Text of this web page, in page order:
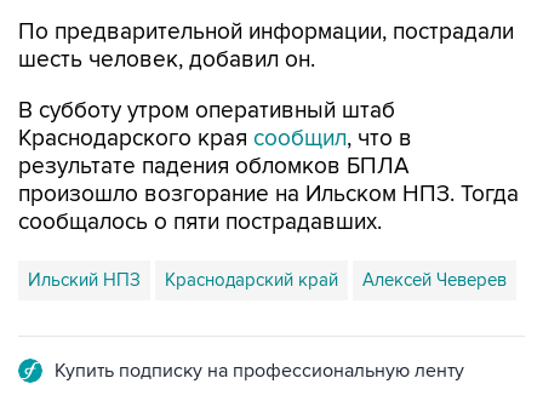
По предварительной информации, пострадали
шесть человек, добавил он.
В субботу утром оперативный штаб
Краснодарского края сообщил, что в
результате падения обломков БПЛА
произошло возгорание на Ильском НПЗ. Тогда
сообщалось о пяти пострадавших.
Ильский НПЗ Краснодарский край Алексей Чеверев
Купить подписку на профессиональную ленту